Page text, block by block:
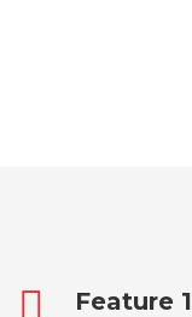
Feature 1